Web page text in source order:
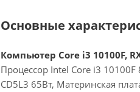
Основные
Компьютер Core i3 10100F,
Процессор Intel Core i3
CD5L3 65Вт, Материнская